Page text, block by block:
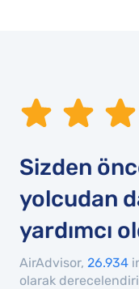
Sizden
yolcudan
yardımcı
AirAdvisor, 26.934
olarak